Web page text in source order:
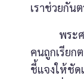
เราช่วยกัน
พระศาส
คนถูกเรียก
ชี้แจงให้ชัด